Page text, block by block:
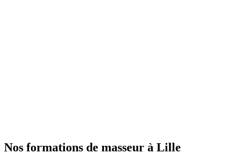
Nos formations de masseur à Lille